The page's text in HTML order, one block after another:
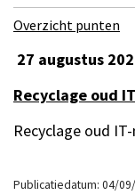
Overzicht punten
27 augustus
Recyclage oud
Recyclage oud
Publicatiedatum: 04/